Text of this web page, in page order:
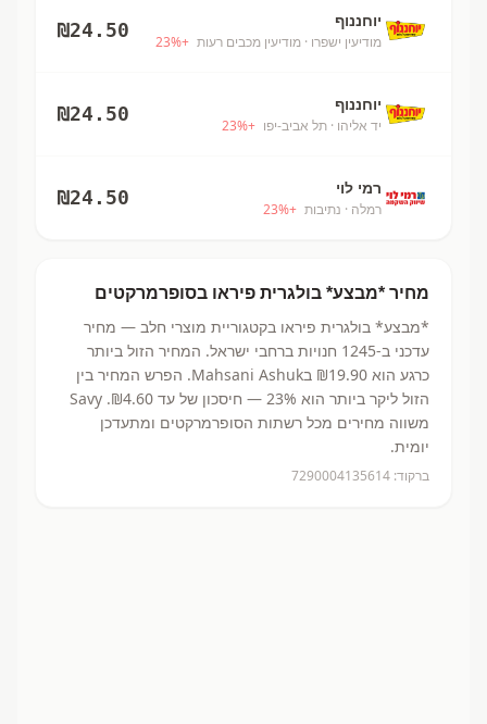
יוחננוף
מודיעין ישפרו · מודיעין מכבים רעות +
23%
₪24.50
יוחננוף
יד אליהו · תל אביב-יפו +
23%
₪24.50
רמי לוי
רמלה · נתיבות +
23%
₪24.50
מחיר *מבצע* בולגרית פיראו בסופרמרקטים
*מבצע* בולגרית פיראו בקטגוריית מוצרי חלב — מחיר
עדכני ב-1245 חנויות ברחבי ישראל. המחיר הזול ביותר
כרגע הוא ₪19.90
בMahsani Ashuk.
הפרש המחיר בין
הזול ליקר ביותר הוא 23% — חיסכון של עד ₪4.60.
Savy
משווה מחירים מכל רשתות הסופרמרקטים ומתעדכן
יומית.
ברקוד: 7290004135614